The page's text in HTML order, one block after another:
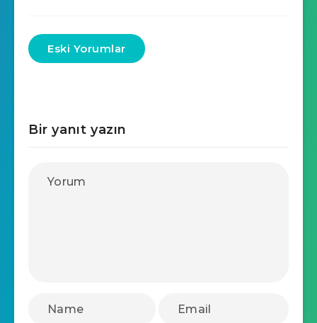
Eski Yorumlar
Bir yanıt yazın